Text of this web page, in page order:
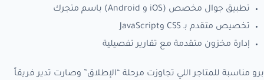
تطبيق جوال مخصص (iOS و Android) باسم متجرك
تخصيص متقدم بـ CSS وJavaScript
إدارة مخزون متقدمة مع تقارير تفصيلية
برو مناسبة للمتاجر اللي تجاوزت مرحلة “الإطلاق” وصارت تدير فريقاً